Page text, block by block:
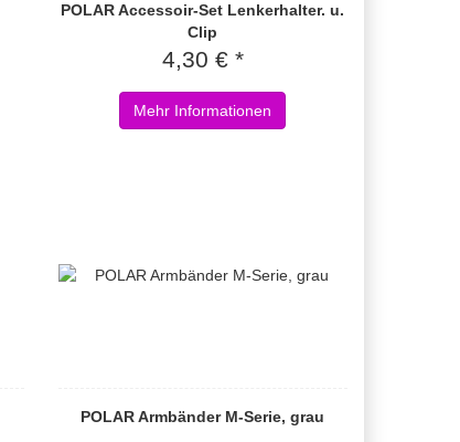
POLAR Accessoir-Set Lenkerhalter. u.
Clip
4,30 € *
Mehr Informationen
POLAR Armbänder M-Serie, grau